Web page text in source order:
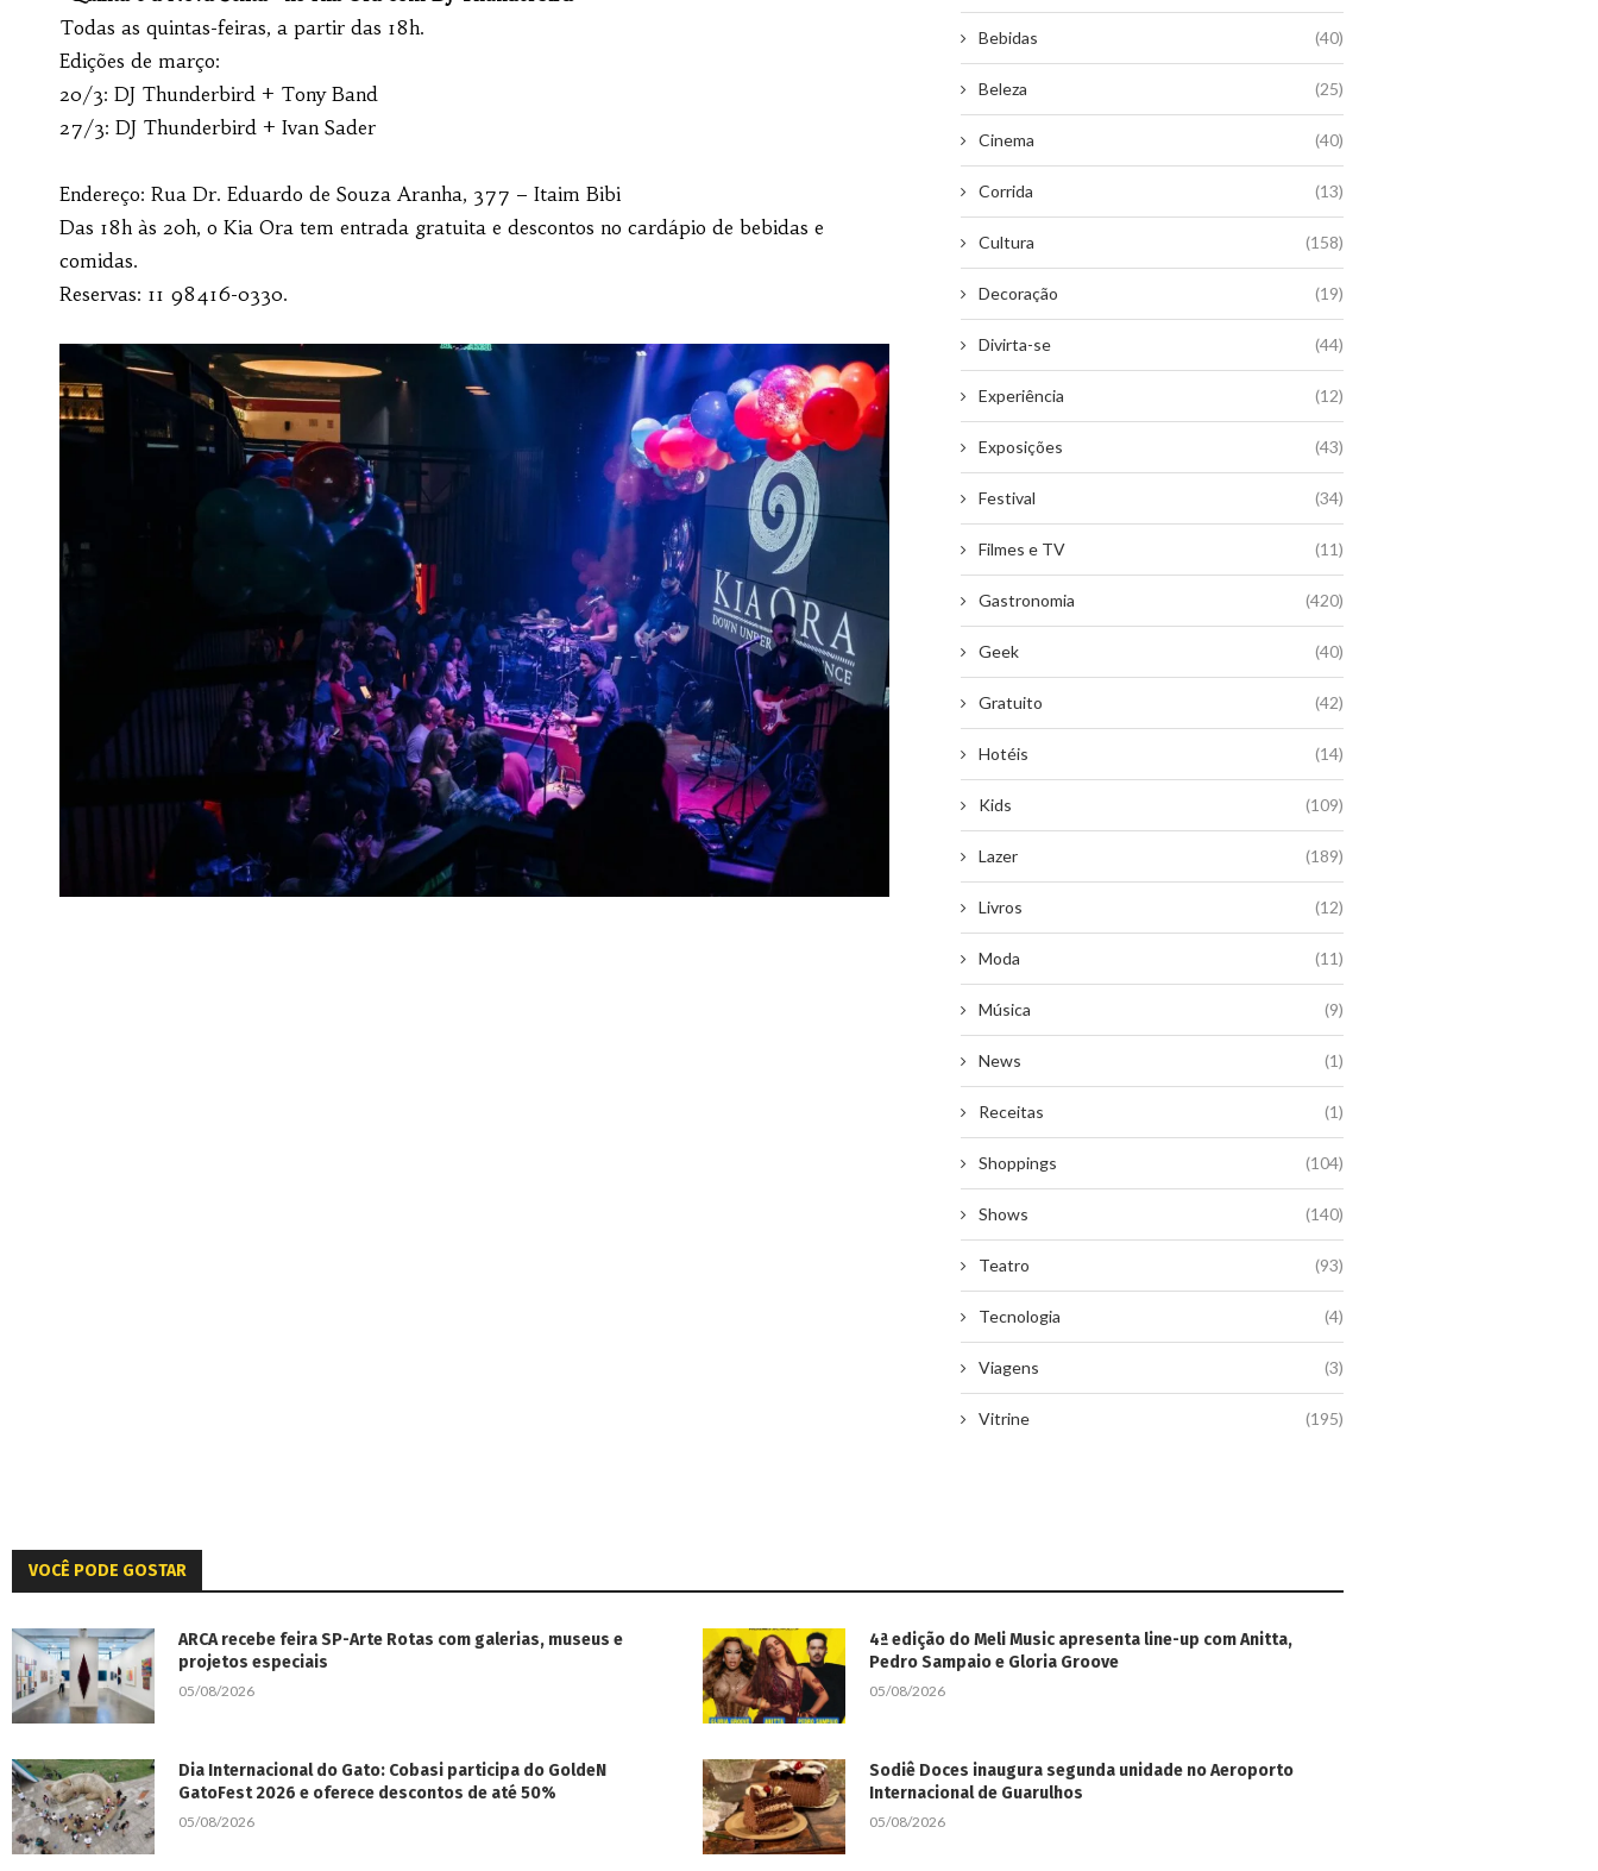
Todas as quintas-feiras, a partir das 18h.
Edições de março:
20/3: DJ Thunderbird + Tony Band
27/3: DJ Thunderbird + Ivan Sader
Endereço: Rua Dr. Eduardo de Souza Aranha, 377 – Itaim Bibi
Das 18h às 20h, o Kia Ora tem entrada gratuita e descontos no cardápio de bebidas e
comidas.
Reservas: 11 98416-0330.
Bebidas (40)
Beleza (25)
Cinema (40)
Corrida (13)
Cultura (158)
Decoração (19)
Divirta-se (44)
Experiência (12)
Exposições (43)
Festival (34)
Filmes e TV (11)
Gastronomia (420)
Geek (40)
Gratuito (42)
Hotéis (14)
Kids (109)
Lazer (189)
Livros (12)
Moda (11)
Música (9)
News (1)
Receitas (1)
Shoppings (104)
Shows (140)
Teatro (93)
Tecnologia (4)
Viagens (3)
Vitrine (195)
VOCÊ PODE GOSTAR
ARCA recebe feira SP-Arte Rotas com galerias, museus e
projetos especiais
05/08/2026
4ª edição do Meli Music apresenta line-up com Anitta,
Pedro Sampaio e Gloria Groove
05/08/2026
Dia Internacional do Gato: Cobasi participa do GoldeN
GatoFest 2026 e oferece descontos de até 50%
05/08/2026
Sodiê Doces inaugura segunda unidade no Aeroporto
Internacional de Guarulhos
05/08/2026